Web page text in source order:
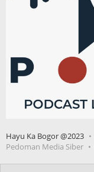
Hayu Ka Bogor @2023
Pedoman Media Siber